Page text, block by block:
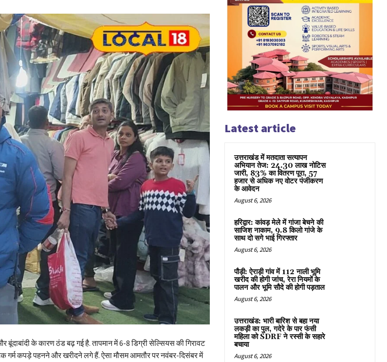
बूंदाबांदी के कारण ठंड बढ़ गई है. तापमान में 6-8 डिग्री सेल्सियस की गिरावट
गर्म कपड़े पहनने और खरीदने लगे हैं. ऐसा मौसम आमतौर पर नवंबर-दिसंबर में
Latest article
उत्तराखंड में मतदाता सत्यापन
अभियान तेज: 24.30 लाख नोटिस
जारी, 83% का वितरण पूरा, 57
हजार से अधिक नए वोटर पंजीकरण
के आवेदन
August 6, 2026
हरिद्वार: कांवड़ मेले में गांजा बेचने की
साजिश नाकाम, 9.8 किलो गांजे के
साथ दो सगे भाई गिरफ्तार
August 6, 2026
पौड़ी: ऐराड़ी गांव में 112 नाली भूमि
खरीद की होगी जांच, रेरा नियमों के
पालन और भूमि सौदे की होगी पड़ताल
August 6, 2026
उत्तराखंड: भारी बारिश से बहा नया
लकड़ी का पुल, गदेरे के पार फंसी
महिला को SDRF ने रस्सी के सहारे
बचाया
August 6, 2026